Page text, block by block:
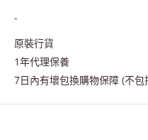
-
原裝行貨
1年代理保養
7日內有壞包換購物保障 (不